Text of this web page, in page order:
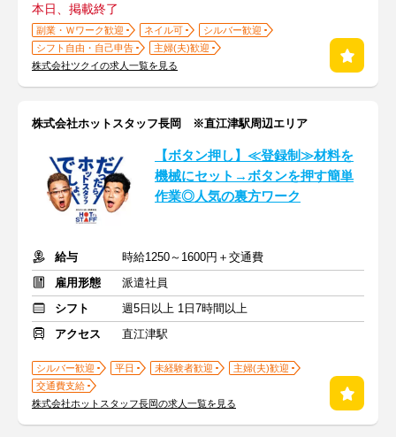
本日、掲載終了
副業・Ｗワーク歓迎 ネイル可
シルバー歓迎
シフト自由・自己申告
主婦(夫)歓迎
株式会社ツクイの求人一覧を見る
株式会社ホットスタッフ長岡 ※直江津駅周辺エリア
【ボタン押し】≪登録制≫材料を
機械にセット→ボタンを押す簡単
作業◎人気の裏方ワーク
給与
時給1250～1600円＋交通費
雇用形態
派遣社員
シフト
週5日以上 1日7時間以上
アクセス
直江津駅
シルバー歓迎 平日 未経験者歓迎
主婦(夫)歓迎
交通費支給
株式会社ホットスタッフ長岡の求人一覧を見る